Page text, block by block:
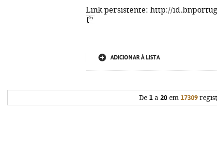
Link persistente: http://
ADICIONAR À LISTA
De 1 a 20 em 17309